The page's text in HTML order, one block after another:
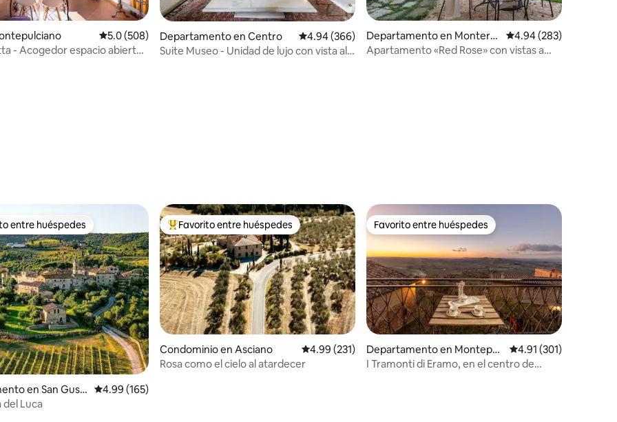
de 5; 114 evaluaciones
Calificación promedio: 5.0 de 5; 508 evaluaciones
5.0 (508)
- Acogedor espacio abierto
Departamento en Centro Calificación promedio: 4.94 de 5; 366 evaluaciones
4.94 (366)
Suite Museo - Unidad de lujo con vista al
Departamento en Montero
ni d'Arbia
Calificación promedio:
4.94 (283)
Apartamento «Red Rose» con vistas a
en Favorito entre huéspedes
entre huéspedes
en San Gus
Calificación promedio: 4.99 de 5; 165 evaluaciones
4.99 (165)
del Luca
De los mejores en Favorito entre huéspedes
Favorito entre huéspedes
Condominio en Asciano Calificación promedio: 4.99 de 5; 231 evaluaciones
4.99 (231)
Rosa como el cielo al atardecer
Favorito entre huéspedes
Favorito entre huéspedes
Departamento en Montepul
ciano
Calificación promedio:
4.91 (301)
I Tramonti di Eramo, en el centro de